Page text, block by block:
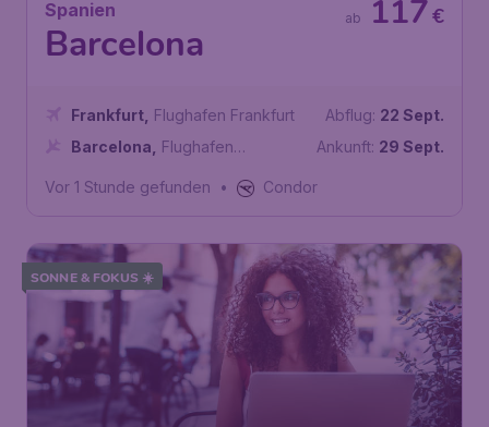
Spanien
Barcelona
€
117
Frankfurt Flughafen Frankfurt
Barcelona
Flughafen
Abflug: 22 Sept.
Ankunft: 29 Sept.
Vor 1 Stunde gefunden • Condor
SONNE & FOKUS ☀️